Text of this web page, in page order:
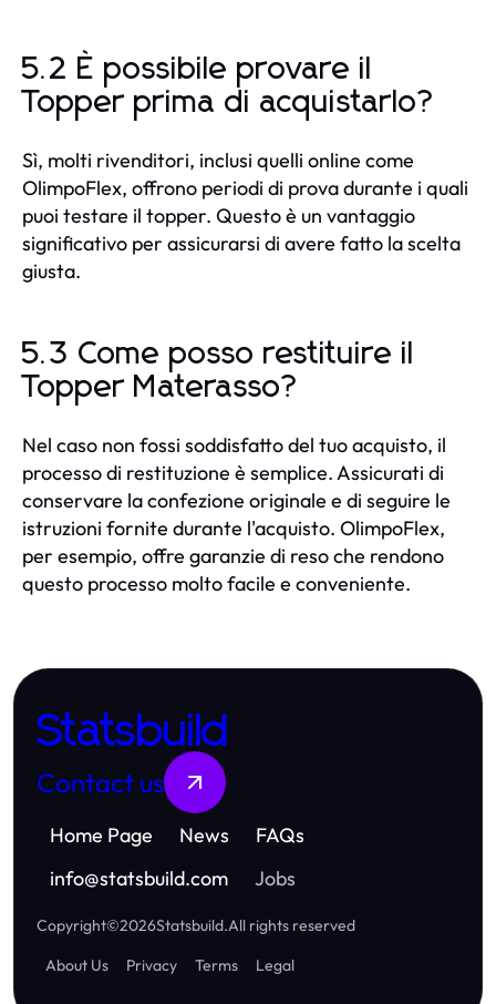
5.2 È possibile provare il
Topper prima di acquistarlo?
Sì, molti rivenditori, inclusi quelli online come
OlimpoFlex, offrono periodi di prova durante i quali
puoi testare il topper. Questo è un vantaggio
significativo per assicurarsi di avere fatto la scelta
giusta.
5.3 Come posso restituire il
Topper Materasso?
Nel caso non fossi soddisfatto del tuo acquisto, il
processo di restituzione è semplice. Assicurati di
conservare la confezione originale e di seguire le
istruzioni fornite durante l'acquisto. OlimpoFlex,
per esempio, offre garanzie di reso che rendono
questo processo molto facile e conveniente.
Statsbuild
Contact us
Home Page News
FAQs
info@statsbuild.com Jobs
Copyright©2026Statsbuild.All rights reserved
About Us
Privacy Terms Legal